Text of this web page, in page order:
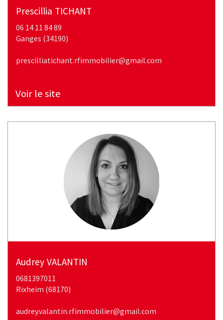
prescillia TICHANT
06 14 11 84 89
ganges (34190)
prescilliatichant.rfimmobilier@gmail.com
Voir le site
audrey VALANTIN
0681397011
rixheim (68170)
audrey.valantin.rfimmobilier@gmail.com